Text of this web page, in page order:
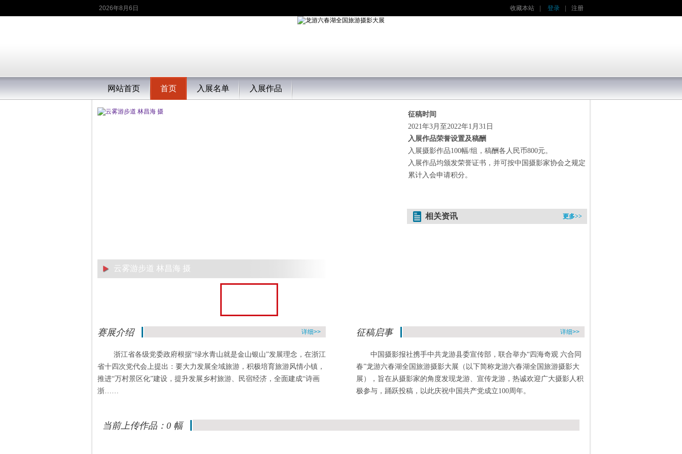
2026年8月6日 收藏本站 登录 注册
网站首页 首页 入展名单 入展作品
云雾游步道 林昌海 摄
征稿时间
2021年3月至2022年1月31日
入展作品荣誉设置及稿酬
入展摄影作品100幅/组，稿酬各人民币800元。
入展作品均颁发荣誉证书，并可按中国摄影家协会之规定
累计入会申请积分。
相关资讯 更多>>
赛展介绍 详细>>
浙江省各级党委政府根据“绿水青山就是金山银山”发展理念，在浙江
省十四次党代会上提出：要大力发展全域旅游，积极培育旅游风情小镇，
推进“万村景区化”建设，提升发展乡村旅游、民宿经济，全面建成“诗画
浙……
征稿启事 详细>>
中国摄影报社携手中共龙游县委宣传部，联合举办“四海奇观 六合同
春”龙游六春湖全国旅游摄影大展（以下简称龙游六春湖全国旅游摄影大
展），旨在从摄影家的角度发现龙游、宣传龙游，热诚欢迎广大摄影人积
极参与，踊跃投稿，以此庆祝中国共产党成立100周年。
当前上传作品：0 幅